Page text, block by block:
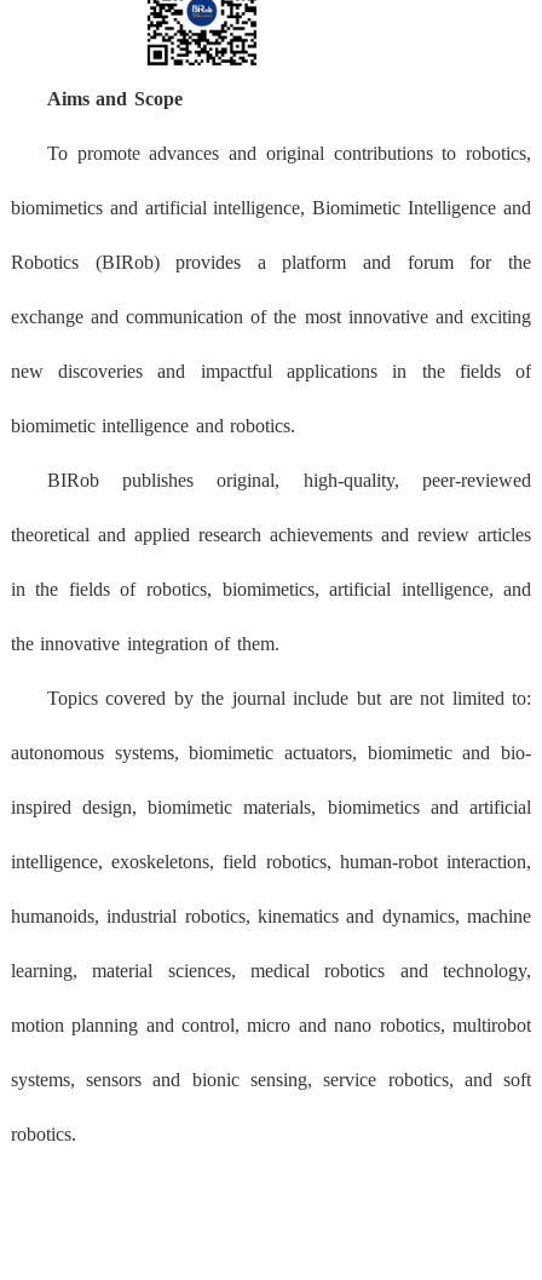
Aims and Scope
To promote advances and original contributions to robotics,
biomimetics and artificial intelligence, Biomimetic Intelligence and
Robotics (BIRob) provides a platform and forum for the
exchange and communication of the most innovative and exciting
new discoveries and impactful applications in the fields of
biomimetic intelligence and robotics.
BIRob publishes original, high-quality, peer-reviewed
theoretical and applied research achievements and review articles
in the fields of robotics, biomimetics, artificial intelligence, and
the innovative integration of them.
Topics covered by the journal include but are not limited to:
autonomous systems, biomimetic actuators, biomimetic and bio-
inspired design, biomimetic materials, biomimetics and artificial
intelligence, exoskeletons, field robotics, human-robot interaction,
humanoids, industrial robotics, kinematics and dynamics, machine
learning, material sciences, medical robotics and technology,
motion planning and control, micro and nano robotics, multirobot
systems, sensors and bionic sensing, service robotics, and soft
robotics.